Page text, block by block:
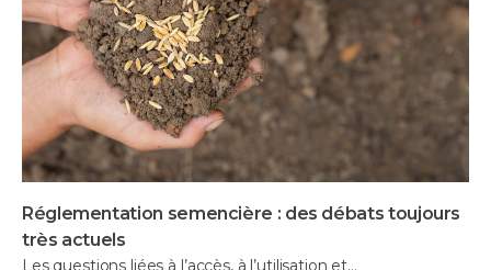
Réglementation semencière : des débats toujours
très actuels
Les questions liées à l’accès, à l’utilisation et…